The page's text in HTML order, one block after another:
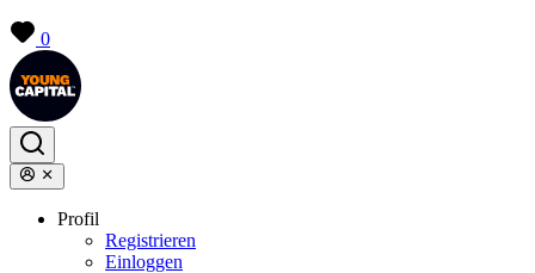
0
Profil
Registrieren
Einloggen